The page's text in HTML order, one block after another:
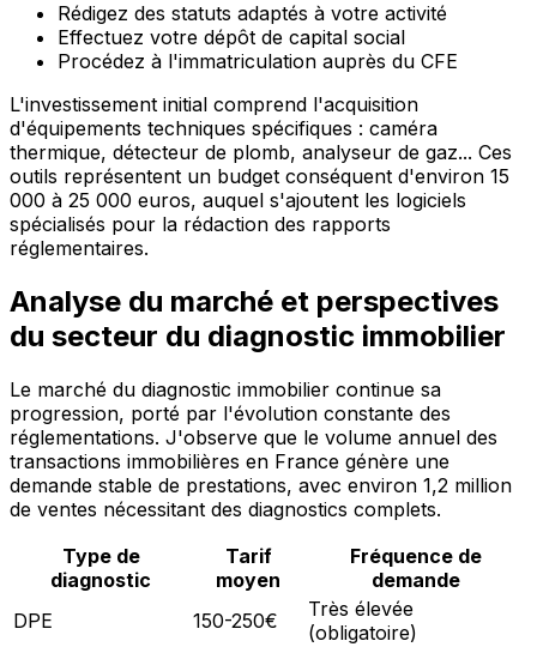
Rédigez des statuts adaptés à votre activité
Effectuez votre dépôt de capital social
Procédez à l'immatriculation auprès du CFE
L'investissement initial comprend l'acquisition
d'équipements techniques spécifiques : caméra
thermique, détecteur de plomb, analyseur de gaz... Ces
outils représentent un budget conséquent d'environ 15
000 à 25 000 euros, auquel s'ajoutent les logiciels
spécialisés pour la rédaction des rapports
réglementaires.
Analyse du marché et perspectives
du secteur du diagnostic immobilier
Le marché du diagnostic immobilier continue sa
progression, porté par l'évolution constante des
réglementations. J'observe que le volume annuel des
transactions immobilières en France génère une
demande stable de prestations, avec environ 1,2 million
de ventes nécessitant des diagnostics complets.
Type de
diagnostic
Tarif
moyen
Fréquence de
demande
DPE
150-250€
Très élevée
(obligatoire)